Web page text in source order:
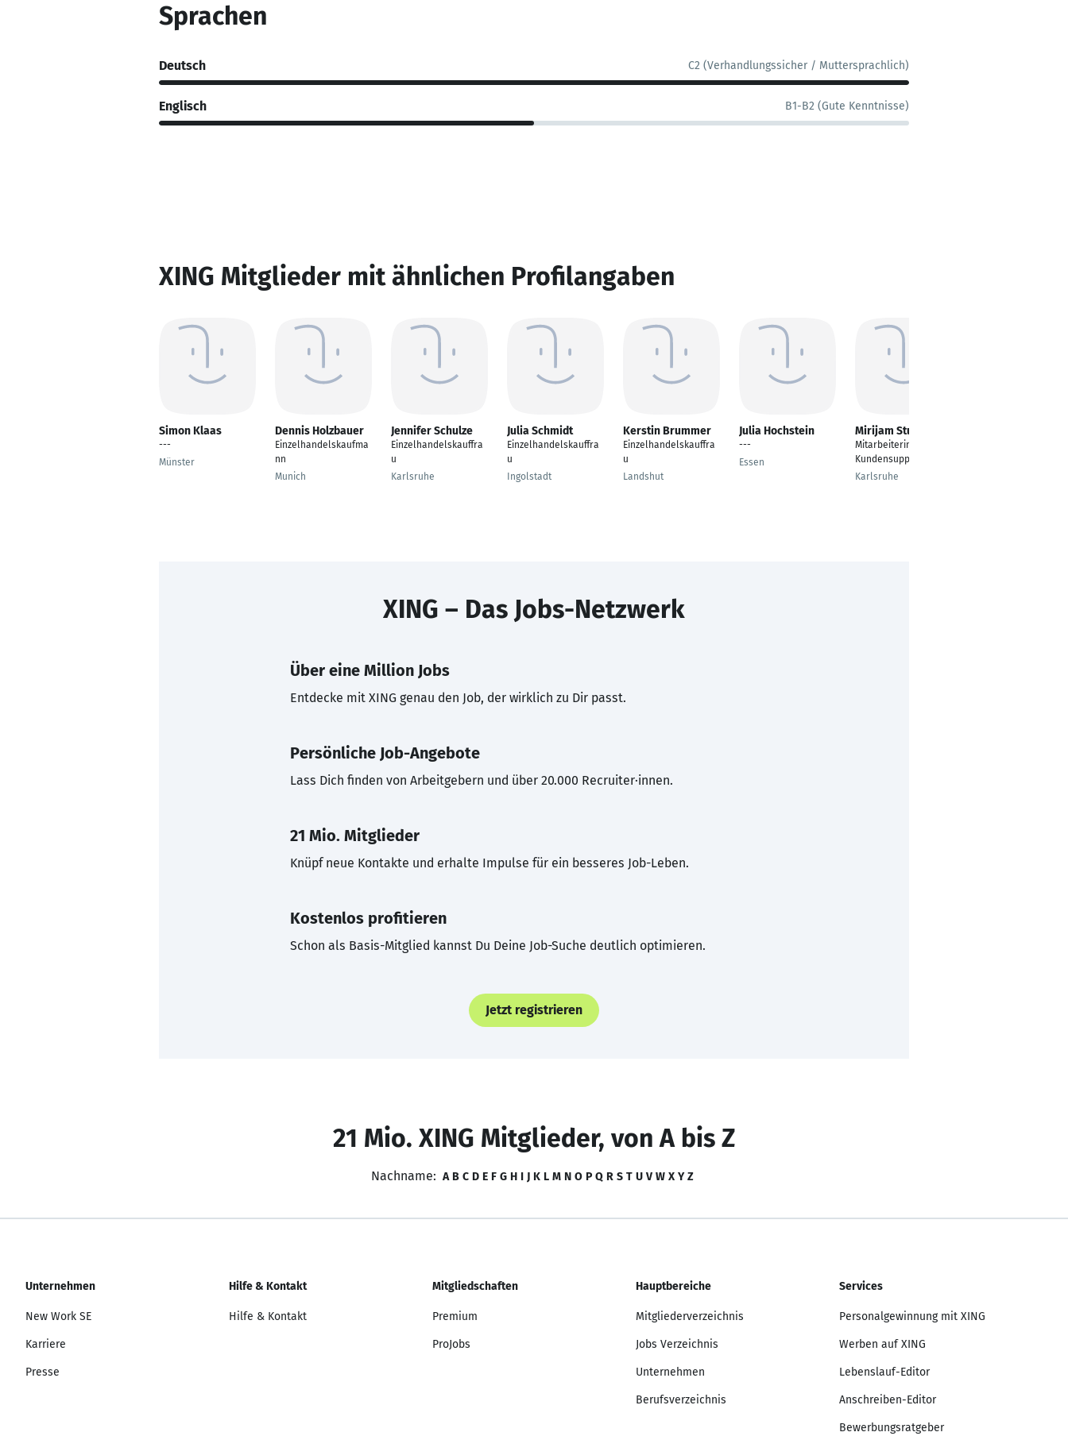
Sprachen
Deutsch C2 (Verhandlungssicher / Muttersprachlich)
Englisch B1-B2 (Gute Kenntnisse)
XING Mitglieder mit ähnlichen Profilangaben
Simon Klaas
---
Münster
Dennis Holzbauer
Einzelhandelskaufma
nn
Munich
Jennifer Schulze
Einzelhandelskauffra
u
Karlsruhe
Julia Schmidt
Einzelhandelskauffra
u
Ingolstadt
Kerstin Brummer
Einzelhandelskauffra
u
Landshut
Julia Hochstein
---
Essen
Mirijam Stutz
Mitarbeiterin
Kundensupport
Karlsruhe
XING – Das Jobs-Netzwerk
Über eine Million Jobs
Entdecke mit XING genau den Job, der wirklich zu Dir passt.
Persönliche Job-Angebote
Lass Dich finden von Arbeitgebern und über 20.000 Recruiter·innen.
21 Mio. Mitglieder
Knüpf neue Kontakte und erhalte Impulse für ein besseres Job-Leben.
Kostenlos profitieren
Schon als Basis-Mitglied kannst Du Deine Job-Suche deutlich optimieren.
Jetzt registrieren
21 Mio. XING Mitglieder, von A bis Z
Nachname: A B C D E F G H I J K L M N O P Q R S T U V W X Y Z
Unternehmen
New Work SE
Karriere
Presse
Hilfe & Kontakt
Hilfe & Kontakt
Mitgliedschaften
Premium
ProJobs
Hauptbereiche
Mitgliederverzeichnis
Jobs Verzeichnis
Unternehmen
Berufsverzeichnis
Services
Personalgewinnung mit XING
Werben auf XING
Lebenslauf-Editor
Anschreiben-Editor
Bewerbungsratgeber